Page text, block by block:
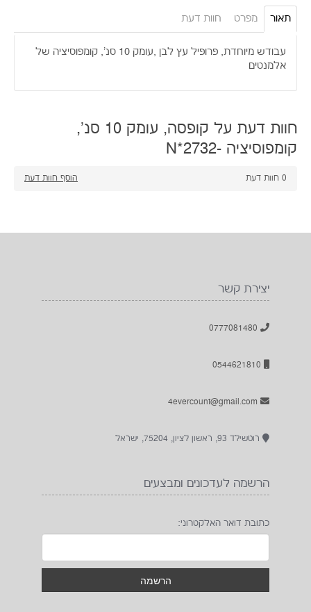
תאור מפרט חוות דעת
עבודש מיוחדת, פרופיל עץ לבן ,עומק 10 סנ', קומפוסיציה של
אלמנטים
חוות דעת על קופסה, עומק 10 סנ',
קומפוסיציה -N*2732
0 חוות דעת הוסף חוות דעת
יצירת קשר
רוטשילד 93, ראשון לציון, 75204, ישראל
הרשמה לעדכונים ומבצעים
כתובת דואר האלקטרוני: